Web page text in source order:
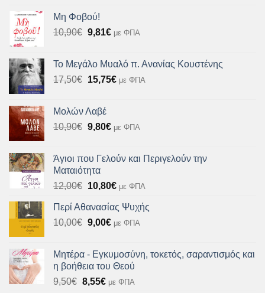
12,90€.
11,61€.
Μη Φοβού!
10,90€ Original
10,90€.
9,81€Η
είναι:
9,81€.
με ΦΠΑ
Το Μεγάλο Μυαλό π. Ανανίας Κουστένης
17,50€ Original
17,50€.
15,75€Η
15,75€.
με ΦΠΑ
Μολών Λαβέ
10,90€ Original
10,90€.
9,80€Η
είναι:
με ΦΠΑ
Άγιοι που Γελούν και Περιγελούν την
Ματαιότητα
12,00€ Original
was:
12,00€.
10,80€Η
τιμή
είναι:
με ΦΠΑ
Περί Αθανασίας Ψυχής
10,00€ Original
10,00€.
9,00€Η
είναι:
9,00€.
με ΦΠΑ
Μητέρα - Εγκυμοσύνη, τοκετός, σαραντισμός και
η βοήθεια του Θεού
9,50€ Original
8,55€Ημε ΦΠΑ